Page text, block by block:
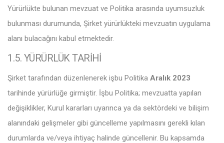
Yürürlükte bulunan mevzuat ve Politika arasında uyumsuzluk
bulunması durumunda, Şirket yürürlükteki mevzuatın uygulama
alanı bulacağını kabul etmektedir.
1.5. YÜRÜRLÜK TARİHİ
Şirket tarafından düzenlenerek işbu Politika Aralık 2023
tarihinde yürürlüğe girmiştir. İşbu Politika; mevzuatta yapılan
değişiklikler, Kurul kararları uyarınca ya da sektördeki ve bilişim
alanındaki gelişmeler gibi güncelleme yapılmasını gerekli kılan
durumlarda ve/veya ihtiyaç halinde güncellenir. Bu kapsamda